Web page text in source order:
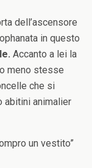
dell’ascensore
in questo
Accanto a lei la
meno stesse
che si
abitini animalier
un vestito”